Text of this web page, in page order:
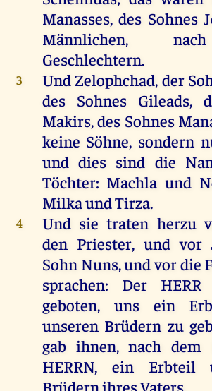
Manasses,des Sohnes
Männlichen, nach
Geschlechtern.
3 UndZelophchad, der
des Sohnes Gileads,
Makirs,des Sohnes
keine Söhne, sondern
und dies sind die
Töchter: Machla und
MilkaundTirza.
4 Und sie traten herzu
den Priester, und vor
Sohn Nuns,undvordie
sprachen: Der HERR
geboten, uns ein
unseren Brüdern zu
gab ihnen,nach dem
HERRN, ein Erbteil
BrüdernihresVaters.